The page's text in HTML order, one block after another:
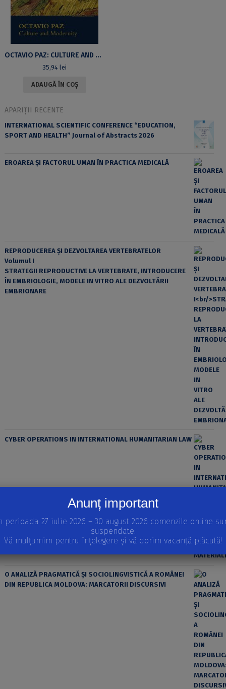
OCTAVIO PAZ: CULTURE AND MODERNITY: THE VOLUME OF THE INTERNATIONAL COLLOQUIUM “THE TRADITION OF RUPTURE”, HELD ON THE OCCASION OF THE 100-YEAR ANNIVERSARY OF THE BIRTH OF OCTAVIO PAZ
35,94lei
ADAUGĂ ÎN COȘ
APARIȚII RECENTE
INTERNATIONAL SCIENTIFIC CONFERENCE “EDUCATION,
SPORT AND HEALTH” Journal of Abstracts 2026
EROAREA ȘI FACTORUL UMAN ÎN PRACTICA MEDICALĂ
REPRODUCEREA ȘI DEZVOLTAREA VERTEBRATELOR
Volumul I
STRATEGII REPRODUCTIVE LA VERTEBRATE, INTRODUCERE
ÎN EMBRIOLOGIE, MODELE IN VITRO ALE DEZVOLTĂRII
EMBRIONARE
CYBER OPERATIONS IN INTERNATIONAL HUMANITARIAN LAW
ȘTIINȚA MODERNĂ ȘI MATERIALISMUL
O ANALIZĂ PRAGMATICĂ ȘI SOCIOLINGVISTICĂ A ROMÂNEI
DIN REPUBLICA MOLDOVA: MARCATORII DISCURSIVI
Anunț important
perioada 27 iulie 2026 – 30 august 2026 comenzile online
suspendate.
Vă mulțumim pentru înțelegere și vă dorim vacanță plăcută!